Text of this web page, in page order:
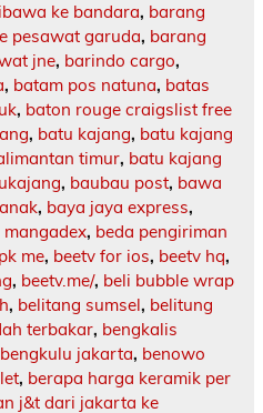
ke bandara, barang
pesawat garuda, barang
jne, barindo cargo,
, batam pos natuna, batas
, baton rouge craigslist free
, batu kajang, batu kajang
timur, batu kajang
, baubau post, bawa
, baya jaya express,
, beda pengiriman
me, beetv for ios, beetv hq,
, beetv.me/, beli bubble wrap
, belitang sumsel, belitung
terbakar, bengkalis
bengkulu jakarta, benowo
, berapa harga keramik per
j&t dari jakarta ke